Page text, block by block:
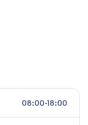
08:00-18:00